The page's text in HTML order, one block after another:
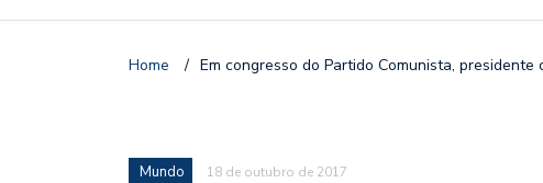
Home / Em congresso do Partido Comunista,
Mundo 18 de outubro de 2017